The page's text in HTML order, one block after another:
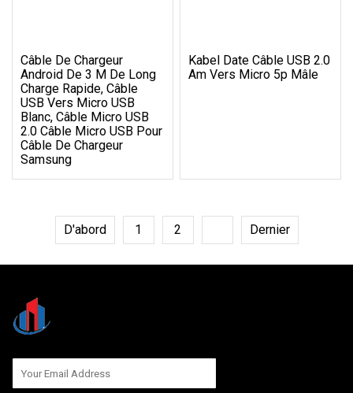
Câble De Chargeur
Android De 3 M De Long
Charge Rapide, Câble
USB Vers Micro USB
Blanc, Câble Micro USB
2.0 Câble Micro USB Pour
Câble De Chargeur
Samsung
Kabel Date Câble USB 2.0
Am Vers Micro 5p Mâle
D'abord 1 2 Dernier